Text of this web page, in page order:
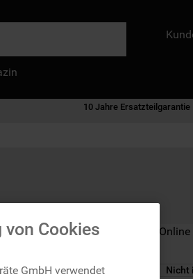
10 Jahre Ersatzteilgarantie
Nicht im Bauknecht
Nicht
von Cookies
GmbH verwendet